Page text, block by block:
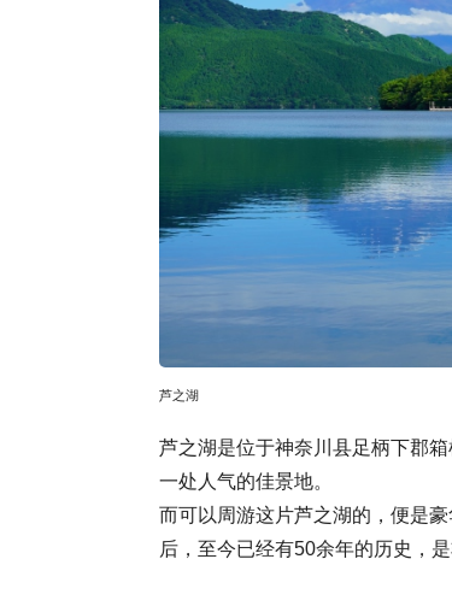
芦之湖
芦之湖是位于神奈川县足柄下郡
一处人气的佳景地。
而可以周游这片芦之湖的，便是
后，至今已经有50余年的历史，